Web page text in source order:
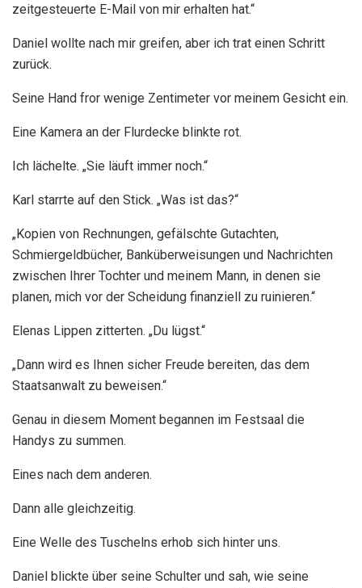
zeitgesteuerte E-Mail von mir erhalten hat.“
Daniel wollte nach mir greifen, aber ich trat einen Schritt
zurück.
Seine Hand fror wenige Zentimeter vor meinem Gesicht ein.
Eine Kamera an der Flurdecke blinkte rot.
Ich lächelte. „Sie läuft immer noch.“
Karl starrte auf den Stick. „Was ist das?“
„Kopien von Rechnungen, gefälschte Gutachten,
Schmiergeldbücher, Banküberweisungen und Nachrichten
zwischen Ihrer Tochter und meinem Mann, in denen sie
planen, mich vor der Scheidung finanziell zu ruinieren.“
Elenas Lippen zitterten. „Du lügst.“
„Dann wird es Ihnen sicher Freude bereiten, das dem
Staatsanwalt zu beweisen.“
Genau in diesem Moment begannen im Festsaal die
Handys zu summen.
Eines nach dem anderen.
Dann alle gleichzeitig.
Eine Welle des Tuschelns erhob sich hinter uns.
Daniel blickte über seine Schulter und sah, wie seine